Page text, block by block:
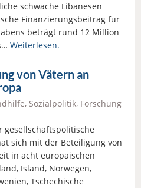
schwache Libanesen
Finanzierungsbeitrag für
beträgt rund 12 Million
Weiterlesen.
von Vätern an
, Sozialpolitik, Forschung
gesellschaftspolitische
sich mit der Beteiligung von
in acht europäischen
Island, Norwegen,
Tschechische